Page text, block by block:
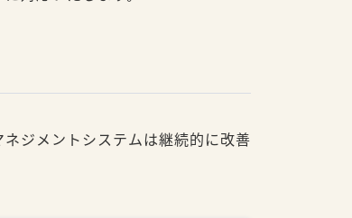
ジメントシステムは継続的に改善